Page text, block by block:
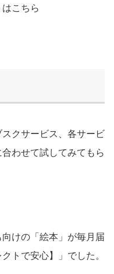
はこちら
クサービス、各サービ
わせて試してみてもら
けの「絵本」が毎月届
トで安心】」でした。